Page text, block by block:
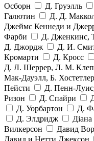
Осборн
Д. Груэлль
Галютин
Д. Д.
Джеймс Кеннеди и
Фарби
Д. Дженкинс,
Д. Джордж
Д. И.
Кромарти
Д. Кросс
Д. Л. Шеррер, Л. М.
Мак-Дауэлл, Б. Хостетлер
Пейсти
Д. Пенн-
Ризон
Д. Спайри
Д. Уорбартон
Д.
Д. Элдридж
Вилкерсон
Давид